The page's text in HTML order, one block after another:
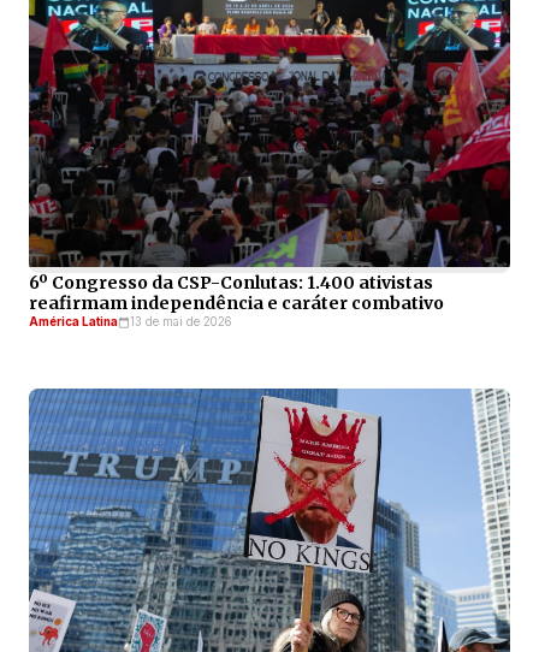
6º Congresso da CSP-Conlutas: 1.400 ativistas
reafirmam independência e caráter combativo
América Latina 13 de mai de 2026